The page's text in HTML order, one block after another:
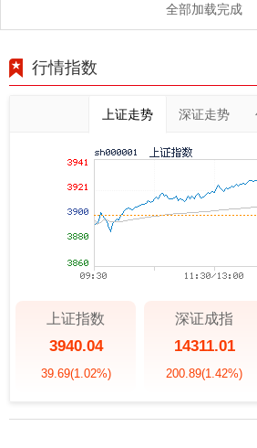
全部加载完成
行情指数
上证走势 深证走势
上证指数
3940.04
39.69(1.02%)
深证成指
14311.01
200.89(1.42%)